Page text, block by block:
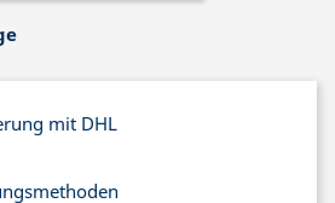
mit DHL